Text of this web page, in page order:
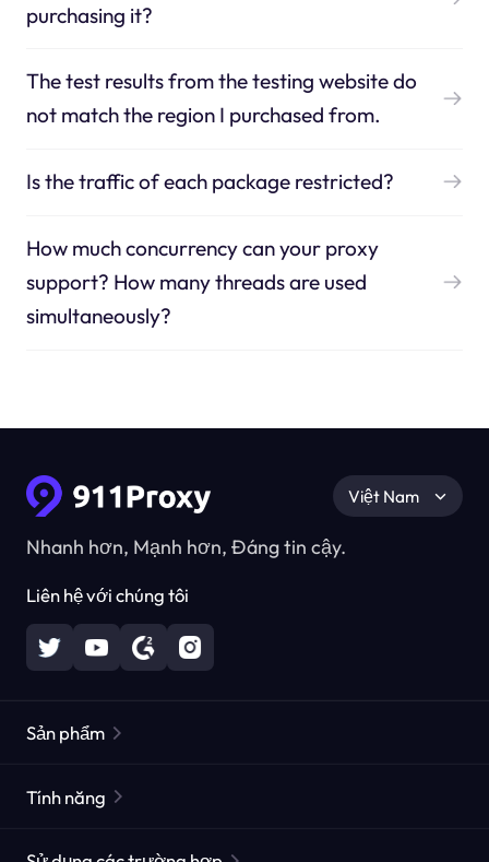
purchasing it?
The test results from the testing website do
not match the region I purchased from.
Is the traffic of each package restricted?
How much concurrency can your proxy
support? How many threads are used
simultaneously?
Nhanh hơn, Mạnh hơn, Đáng tin cậy.
Liên hệ với chúng tôi
Việt Nam
Sản phẩm
Tính năng